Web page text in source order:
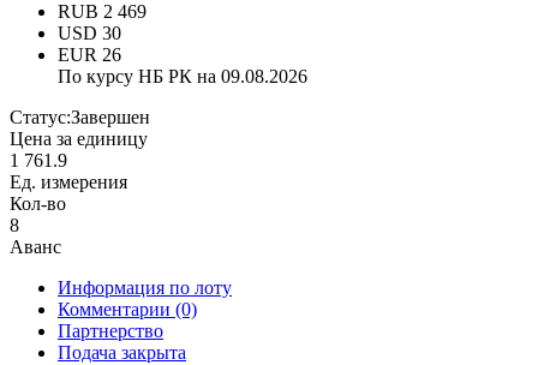
RUB 2 469
USD 30
EUR 26
По курсу НБ РК на 09.08.2026
Статус:Завершен
Цена за единицу
1 761.9
Ед. измерения
Кол-во
8
Аванс
Информация по лоту
Комментарии (0)
Партнерство
Подача закрыта